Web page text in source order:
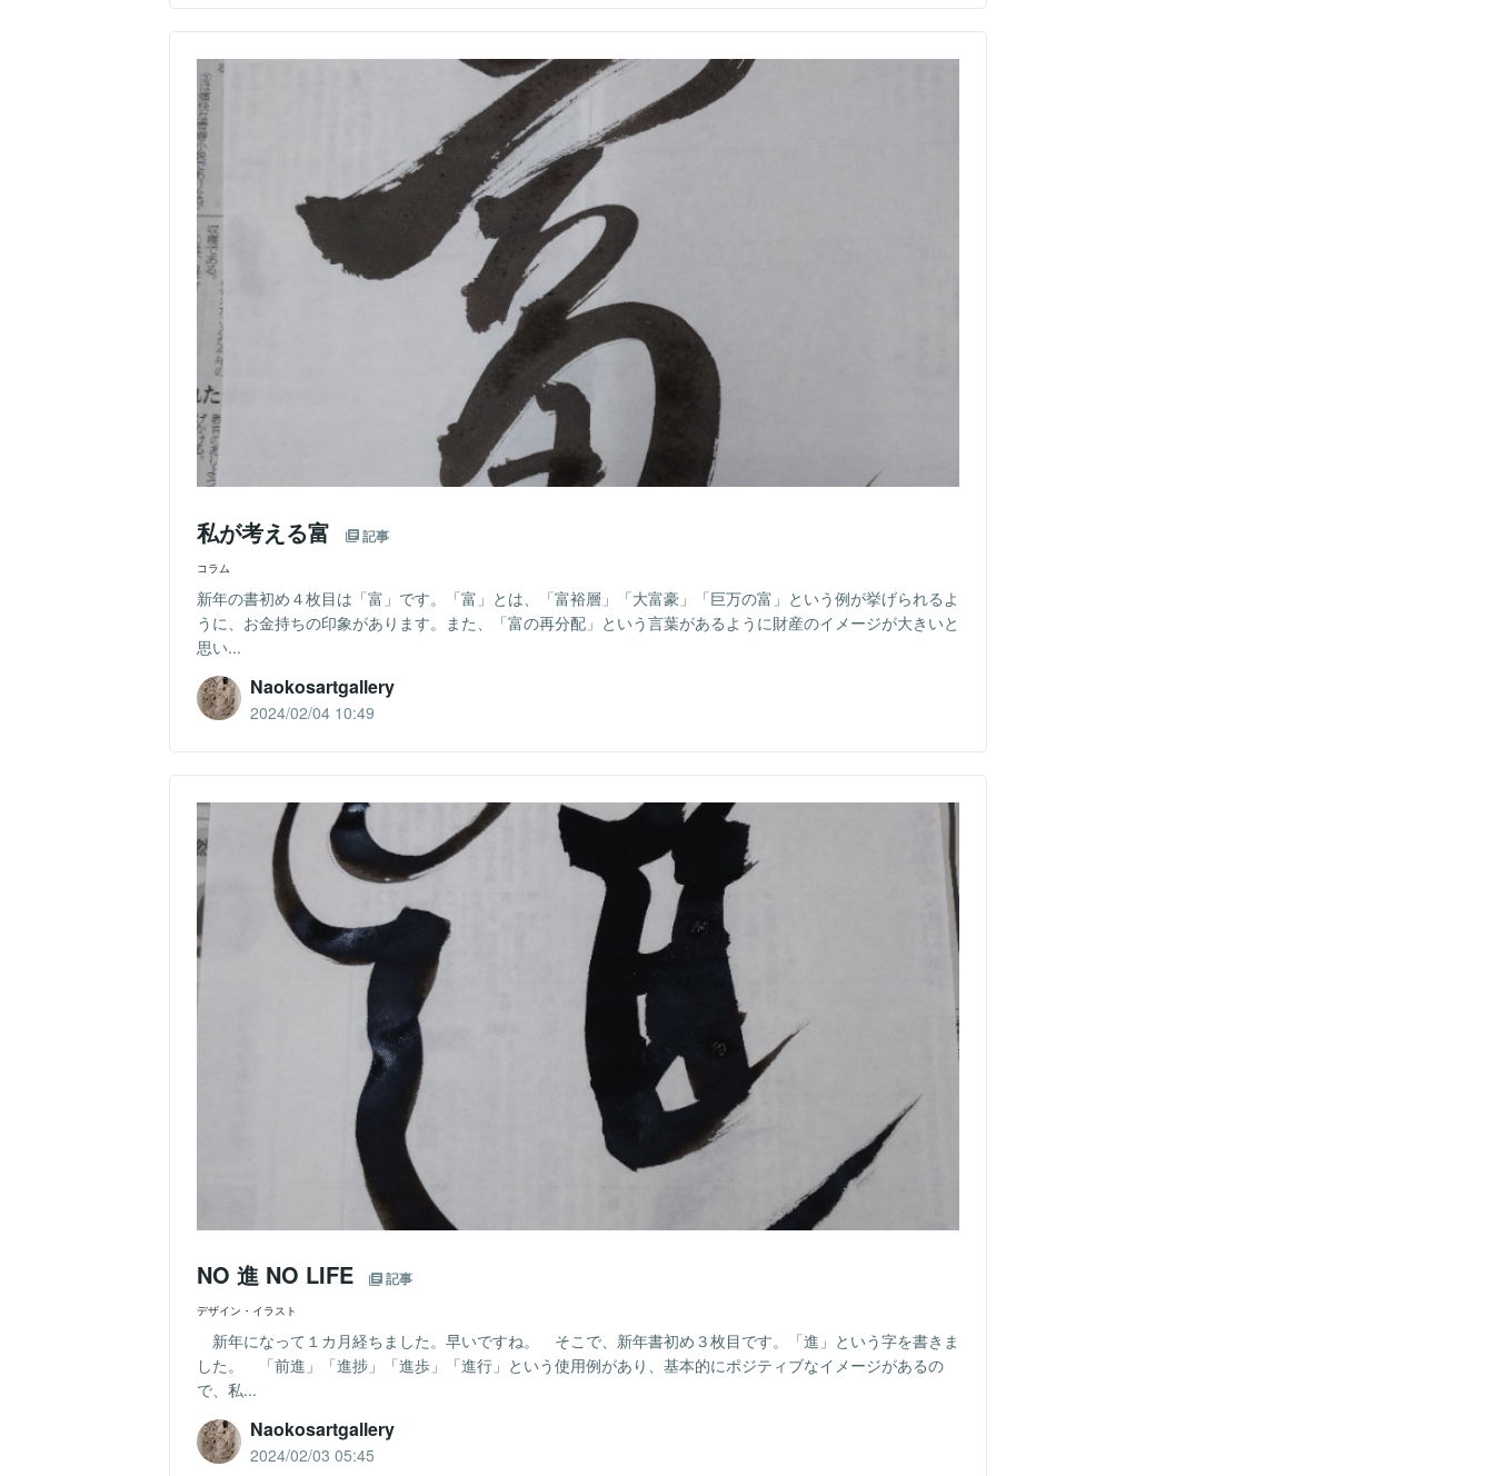
私が考える富 記事
コラム
新年の書初め４枚目は「富」です。「富」とは、「富裕層」「大富豪」「巨万の富」という例が挙げられるよ
うに、お金持ちの印象があります。また、「富の再分配」という言葉があるように財産のイメージが大きいと
思い...
Naokosartgallery
2024/02/04 10:49
NO 進 NO LIFE 記事
デザイン・イラスト
新年になって１カ月経ちました。早いですね。 そこで、新年書初め３枚目です。「進」という字を書きま
した。 「前進」「進捗」「進歩」「進行」という使用例があり、基本的にポジティブなイメージがあるの
で、私...
Naokosartgallery
2024/02/03 05:45